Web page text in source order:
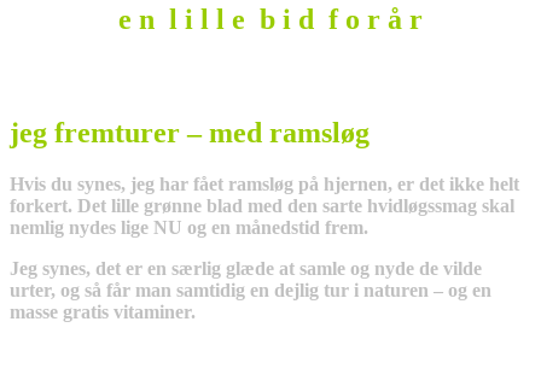
e n l i l l e b i d f o r å r
jeg fremturer – med ramsløg
Hvis du synes, jeg har fået ramsløg på hjernen, er det ikke helt
forkert. Det lille grønne blad med den sarte hvidløgssmag skal
nemlig nydes lige NU og en månedstid frem.
Jeg synes, det er en særlig glæde at samle og nyde de vilde
urter, og så får man samtidig en dejlig tur i naturen – og en
masse gratis vitaminer.